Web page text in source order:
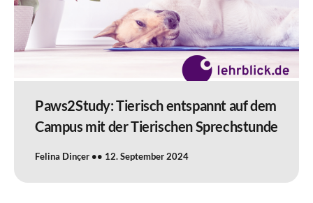
Paws2Study: Tierisch entspannt auf dem
Campus mit der Tierischen Sprechstunde
Felina Dinçer 12. September 2024